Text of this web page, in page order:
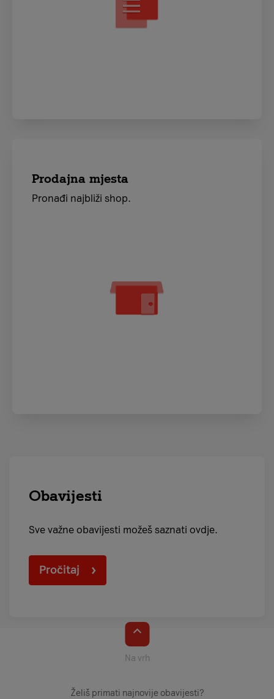
Prodajna mjesta
Pronađi najbliži shop.
Obavijesti
Sve važne obavijesti možeš saznati ovdje.
Pročitaj
Na vrh
Želiš primati najnovije obavijesti?